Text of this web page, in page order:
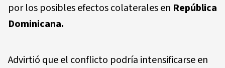
por los posibles efectos colaterales en República
Dominicana.
Advirtió que el conflicto podría intensificarse en